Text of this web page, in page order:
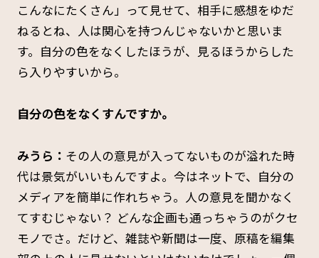
こんなにたくさん」って見せて、相手に感想をゆだ
ねるとね、人は関心を持つんじゃないかと思いま
す。自分の色をなくしたほうが、見るほうからした
ら入りやすいから。
自分の色をなくすんですか。
みうら： その人の意見が入ってないものが溢れた時
代は景気がいいもんですよ。今はネットで、自分の
メディアを簡単に作れちゃう。人の意見を聞かなく
てすむじゃない？ どんな企画も通っちゃうのがクセ
モノでさ。だけど、雑誌や新聞は一度、原稿を編集